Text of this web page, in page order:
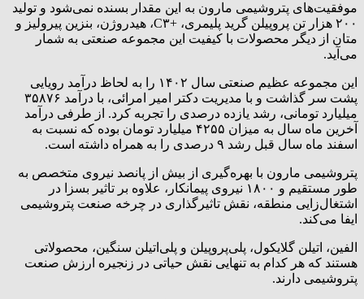
موفقیت‌های پتروشیمی مارون به این مقدار بسنده نمی‌شود و تولید
۲۰۰ هزار تن پروپیلن گرید پلیمری، +C۳، هیدروژن، بنزین پیرولیز و
متان از دیگر محصولات با کیفیت این مجموعه صنعتی به شمار
می‌آید‌.
این مجموعه عظیم صنعتی سال ۱۴۰۲ را به لحاظ درآمد رویایی
پشت سر گذاشت و با مدیریت دکتر امیر امرائی، با درآمد ۳۵۸۷۶
میلیارد تومانی، رشد یازده درصدی را تجربه کرد. از طرفی درآمد
آخرین ماه سال به میزان ۴۲۵۵ میلیارد تومان بوده که نسبت به
اسفند ماه سال قبل رشد ۹ درصدی را به همراه داشته است.
پتروشیمی مارون با بهره‌گیری از بیش از پانصد نیروی متخصص به
طور مستقیم و ۱۸۰۰ نیروی پیمانکار، علاوه بر تاثیر بسزا در
اشتغال‌زایی منطقه، نقش تاثیرگذاری در چرخه صنعت پتروشیمی
ایفا می‌کند.
الفین، اتیلن گلایکول، پلی‌پروپیلن و پلی‌اتیلن سنگین، محصولاتی
هستند که هر کدام به تنهایی نقش حیاتی در زنجیره ارزش صنعت
پتروشیمی دارند.